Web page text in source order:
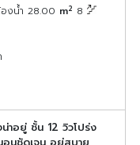
งน้ำ 28.00 m2 8
าอยู่ ชั้น 12 วิวโปร่ง